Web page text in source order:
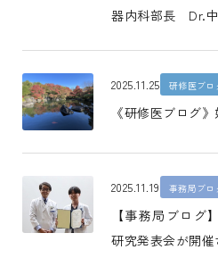
器内科部長 Dr.中
2025.11.25 研修医ブロ
《研修医ブログ
2025.11.19 事務局ブロ
【事務局ブログ
研究発表会が開催